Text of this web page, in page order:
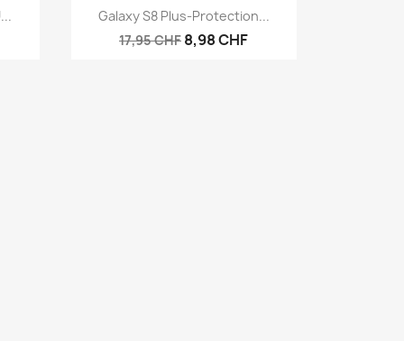
Aperçu rapide
Galaxy S8 Plus-Protection...
17,95 CHF 8,98 CHF